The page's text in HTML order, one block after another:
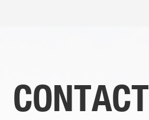
CONTACT